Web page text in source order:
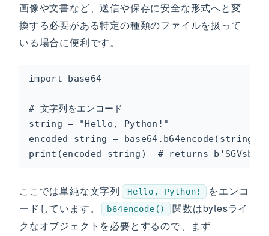
画像や文書など、送信や保存に安全な形式へと変
換する必要がある特定の種類のファイルを扱って
いる場合に便利です。
import base64
# 文字列をエンコード
string = "Hello, Python!"
encoded_string =
print(encoded_string)  # returns
ここでは単純な文字列 Hello, Python!
をエンコ
ードしています。
b64encode()
関数はbytesライ
クなオブジェクトを必要とするので、まず